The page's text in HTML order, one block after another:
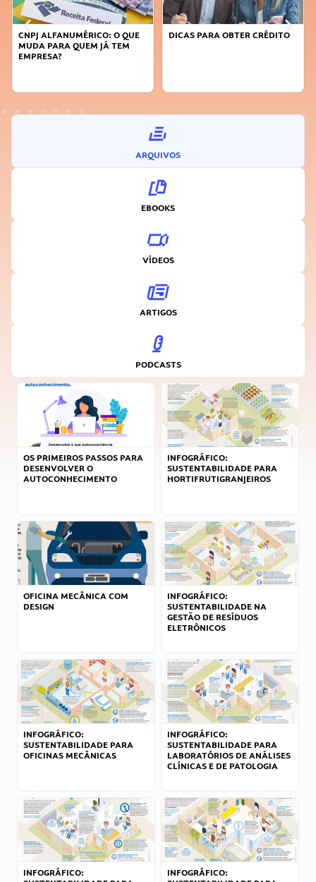
DICAS PARA OBTER CRÉDITO
FAÇA A DIFERENÇA: SEJA
ARQUIVOS
EBOOKS
VÍDEOS
ARTIGOS
PODCASTS
OS PRIMEIROS PASSOS PARA
DESENVOLVER O
AUTOCONHECIMENTO
INFOGRÁFICO:
SUSTENTABILIDADE PARA
HORTIFRUTIGRANJEIROS
OFICINA MECÂNICA COM
DESIGN
INFOGRÁFICO:
SUSTENTABILIDADE NA
GESTÃO DE RESÍDUOS
ELETRÔNICOS
INFOGRÁFICO:
SUSTENTABILIDADE PARA
OFICINAS MECÂNICAS
INFOGRÁFICO:
SUSTENTABILIDADE PARA
LABORATÓRIOS DE ANÁLISES
CLÍNICAS E DE PATOLOGIA
INFOGRÁFICO:
INFOGRÁFICO: